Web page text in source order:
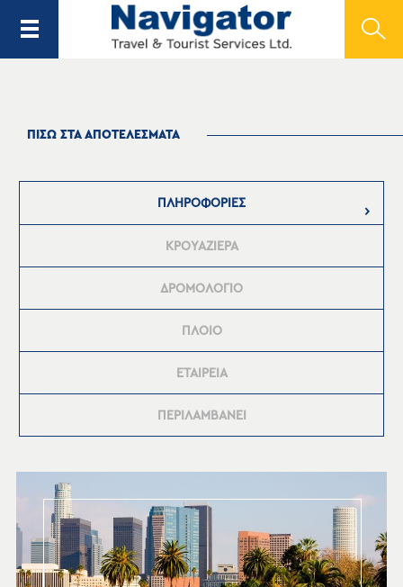
ΠΙΣΩ ΣΤΑ ΑΠΟΤΕΛΕΣΜΑΤΑ
ΠΛΗΡΟΦΟΡΙΕΣ
ΚΡΟΥΑΖΙΕΡΑ
ΔΡΟΜΟΛΟΓΙΟ
ΠΛΟΙΟ
ΕΤΑΙΡΕΙΑ
ΠΕΡΙΛΑΜΒΑΝΕΙ